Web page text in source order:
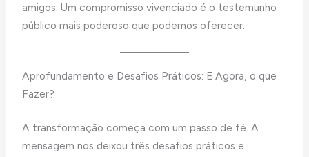
amigos. Um compromisso vivenciado é o testemunho
público mais poderoso que podemos oferecer.
Aprofundamento e Desafios Práticos: E Agora, o que
Fazer?
A transformação começa com um passo de fé. A
mensagem nos deixou três desafios práticos e